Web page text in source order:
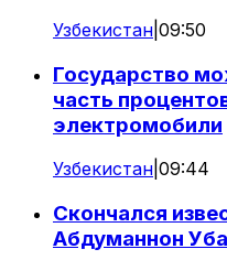
Узбекистан 09:50
Государство
часть
электромобили
Узбекистан 09:44
Скончался
Абдуманнон